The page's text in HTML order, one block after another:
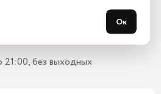
21:00, без выходных
Ок